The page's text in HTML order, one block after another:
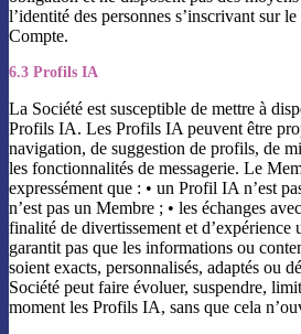
l’identité des personnes s’inscrivant sur
Compte.
6.3 Profils IA
La Société est susceptible de mettre à
Profils IA. Les Profils IA peuvent être
navigation, de suggestion de profils, de
les fonctionnalités de messagerie. Le
expressément que : • un Profil IA n’est
n’est pas un Membre ; • les échanges
finalité de divertissement et d’expérience
garantit pas que les informations ou
soient exacts, personnalisés, adaptés ou
Société peut faire évoluer, suspendre,
moment les Profils IA, sans que cela